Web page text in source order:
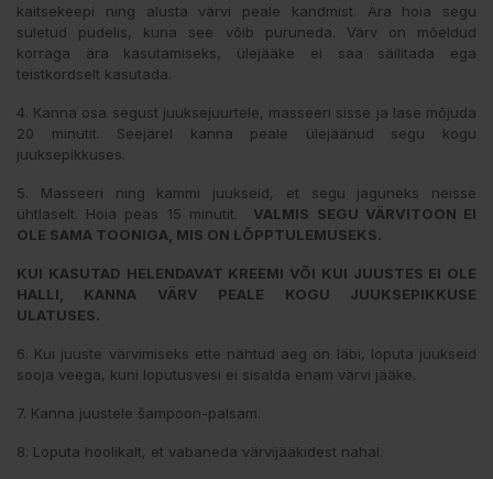
kaitsekeepi ning alusta värvi peale kandmist. Ära hoia segu
suletud pudelis, kuna see võib puruneda. Värv on mõeldud
korraga ära kasutamiseks, ülejääke ei saa säilitada ega
teistkordselt kasutada.
4. Kanna osa segust juuksejuurtele, masseeri sisse ja lase mõjuda
20 minutit. Seejärel kanna peale ülejäänud segu kogu
juuksepikkuses.
5. Masseeri ning kammi juukseid, et segu jaguneks neisse
ühtlaselt. Hoia peas 15 minutit. VALMIS SEGU VÄRVITOON EI
OLE SAMA TOONIGA, MIS ON LÕPPTULEMUSEKS.
KUI KASUTAD HELENDAVAT KREEMI VÕI KUI JUUSTES EI OLE
HALLI, KANNA VÄRV PEALE KOGU JUUKSEPIKKUSE
ULATUSES.
6. Kui juuste värvimiseks ette nähtud aeg on läbi, loputa juukseid
sooja veega, kuni loputusvesi ei sisalda enam värvi jääke.
7. Kanna juustele šampoon-palsam.
8. Loputa hoolikalt, et vabaneda värvijääkidest nahal.